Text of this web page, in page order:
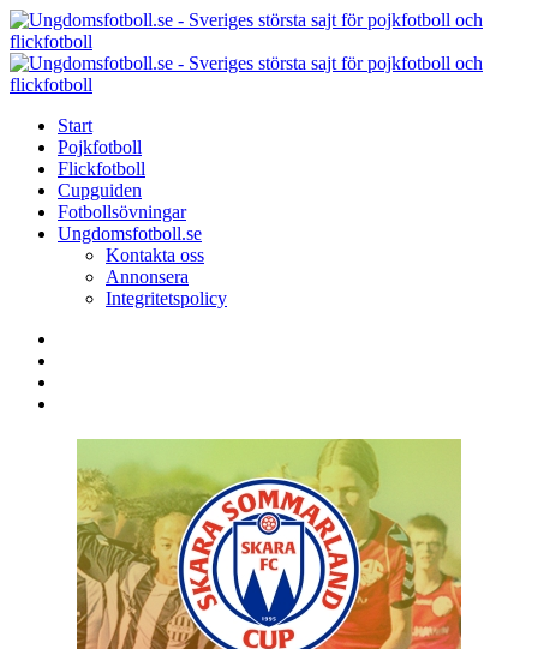
Menu
Search
Menu
Start
Pojkfotboll
Flickfotboll
Cupguiden
Fotbollsövningar
Ungdomsfotboll.se
Kontakta oss
Annonsera
Integritetspolicy